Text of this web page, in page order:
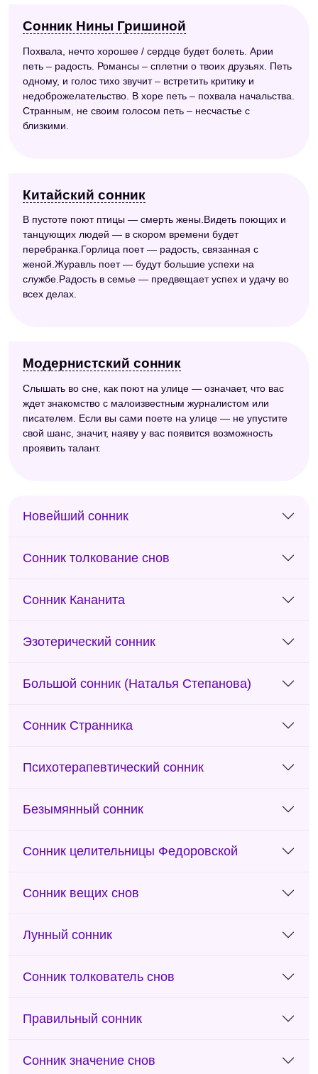
Сонник Нины Гришиной
Похвала, нечто хорошее / сердце будет болеть. Арии
петь – радость. Романсы – сплетни о твоих друзьях. Петь
одному, и голос тихо звучит – встретить критику и
недоброжелательство. В хоре петь – похвала начальства.
Странным, не своим голосом петь – несчастье с
близкими.
Китайский сонник
В пустоте поют птицы — смерть жены.Видеть поющих и
танцующих людей — в скором времени будет
перебранка.Горлица поет — радость, связанная с
женой.Журавль поет — будут большие успехи на
службе.Радость в семье — предвещает успех и удачу во
всех делах.
Модернистский сонник
Слышать во сне, как поют на улице — означает, что вас
ждет знакомство с малоизвестным журналистом или
писателем. Если вы сами поете на улице — не упустите
свой шанс, значит, наяву у вас появится возможность
проявить талант.
Новейший сонник
Сонник толкование снов
Сонник Кананита
Эзотерический сонник
Большой сонник (Наталья Степанова)
Сонник Странника
Психотерапевтический сонник
Безымянный сонник
Сонник целительницы Федоровской
Сонник вещих снов
Лунный сонник
Сонник толкователь снов
Правильный сонник
Сонник значение снов